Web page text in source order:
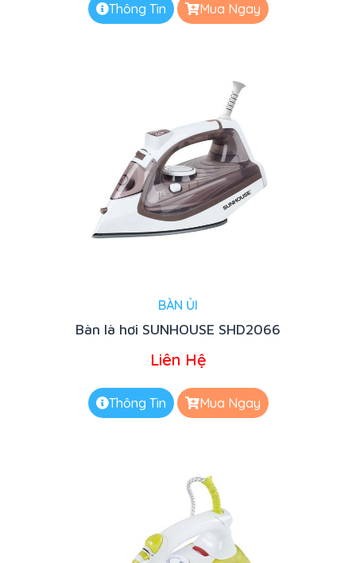
Thông Tin Mua Ngay
BÀN ỦI
Bàn là hơi SUNHOUSE SHD2066
Liên Hệ
Thông Tin Mua Ngay